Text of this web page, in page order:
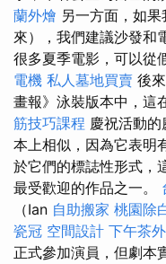
蘭外燴 另一方面，如
來），我們建議沙發和
很多夏季電影，可以從
電機 私人墓地買賣 後
畫報》泳裝版本中，這
筋技巧課程 慶祝活動
本上相似，因為它表明
於它們的標誌性形式，
最受歡迎的作品之一。
（Ian 自助搬家 桃園除
瓷冠 空間設計 下午茶
正式參加演員，但劇本